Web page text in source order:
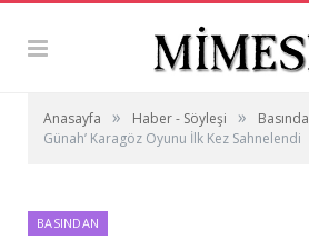
Anasayfa » Haber - Söyleşi »
Günah’ Karagöz Oyunu İlk Kez Sahnelendi
BASINDAN